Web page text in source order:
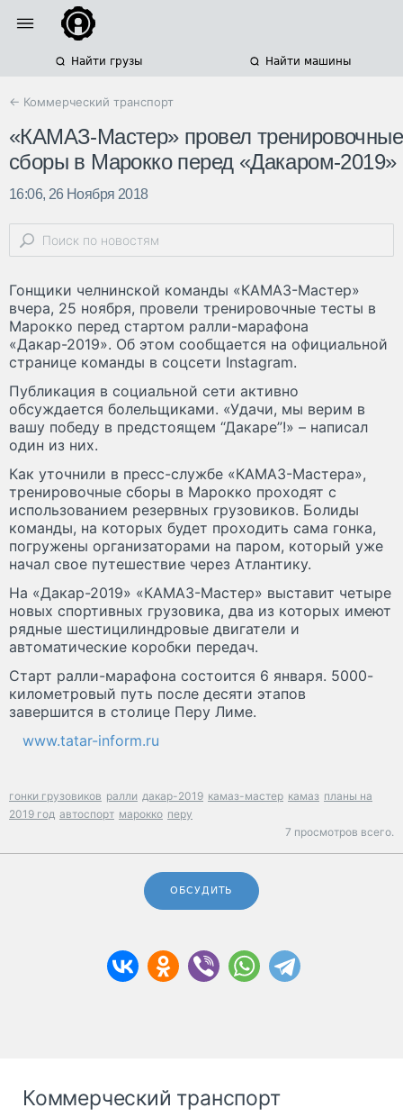
Найти грузы Найти машины
← Коммерческий транспорт
«КАМАЗ-Мастер» провел тренировочные
сборы в Марокко перед «Дакаром-2019»
16:06, 26 Ноября 2018
Гонщики челнинской команды «КАМАЗ-Мастер»
вчера, 25 ноября, провели тренировочные тесты в
Марокко перед стартом ралли-марафона
«Дакар-2019». Об этом сообщается на официальной
странице команды в соцсети Instagram.
Публикация в социальной сети активно
обсуждается болельщиками. «Удачи, мы верим в
вашу победу в предстоящем “Дакаре”!» – написал
один из них.
Как уточнили в пресс-службе «КАМАЗ-Мастера»,
тренировочные сборы в Марокко проходят с
использованием резервных грузовиков. Болиды
команды, на которых будет проходить сама гонка,
погружены организаторами на паром, который уже
начал свое путешествие через Атлантику.
На «Дакар-2019» «КАМАЗ-Мастер» выставит четыре
новых спортивных грузовика, два из которых имеют
рядные шестицилиндровые двигатели и
автоматические коробки передач.
Старт ралли-марафона состоится 6 января. 5000-
километровый путь после десяти этапов
завершится в столице Перу Лиме.
www.tatar-inform.ru
гонки грузовиков ралли дакар-2019 камаз-мастер камаз планы на
2019 год автоспорт марокко перу
7 просмотров всего.
ОБСУДИТЬ
Коммерческий транспорт